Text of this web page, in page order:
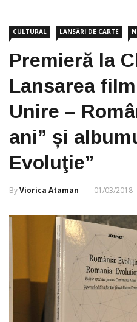
CULTURAL LANSĂRI DE CARTE
Premieră la
Lansarea
Unire –
ani” și
Evoluţie”
ByViorica Ataman 01/03/2018